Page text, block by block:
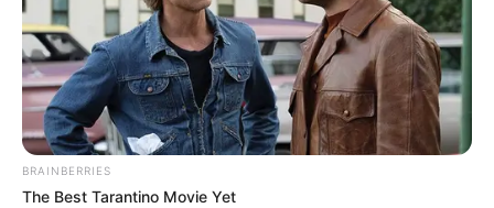
BRAINBERRIES
The Best Tarantino Movie Yet